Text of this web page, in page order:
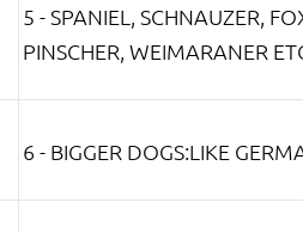
5 - SPANIEL, SCHNAUZER,
PINSCHER, WEIMARANER
6 - BIGGER DOGS:LIKE